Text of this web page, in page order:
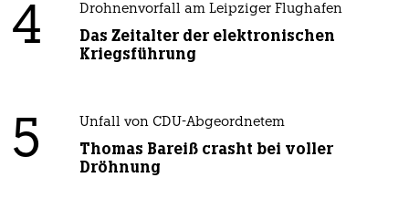
4 Drohnenvorfall am Leipziger Flughafen
Das Zeitalter der elektronischen
Kriegsführung
5 Unfall von CDU-Abgeordnetem
Thomas Bareiß crasht bei voller
Dröhnung